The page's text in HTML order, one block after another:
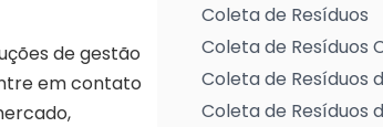
de gestão
em contato
Coleta de Resíduos
Coleta de Resíduos
Coleta de Resíduos
Coleta de Resíduos